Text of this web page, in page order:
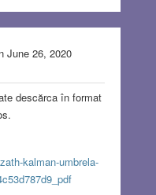
June 26, 2020
descărca în format
kalman-umbrela-